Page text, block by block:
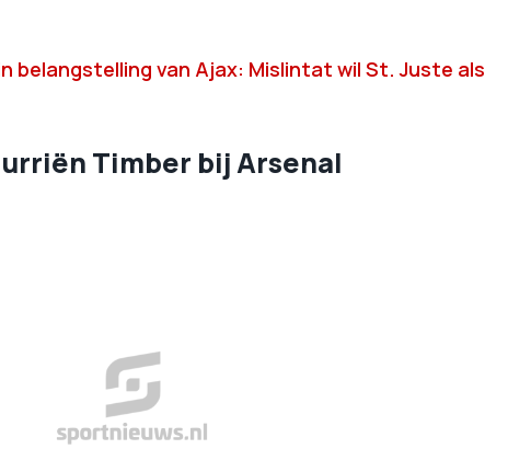
belangstelling van Ajax: Mislintat wil St. Juste als
Timber bij Arsenal